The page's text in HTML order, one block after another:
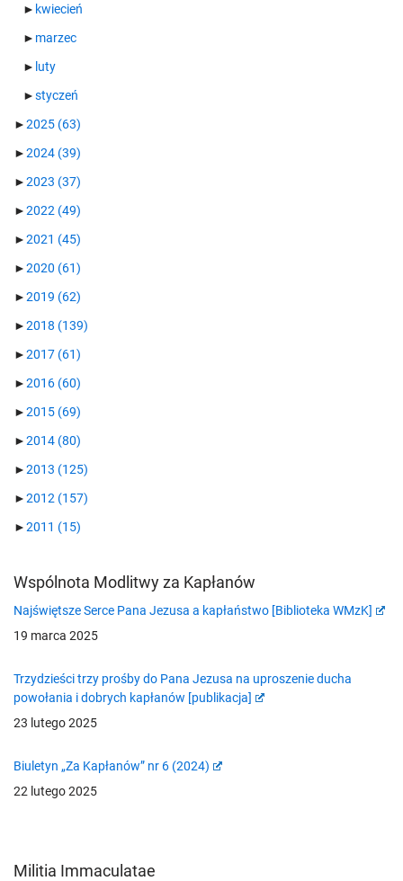
► kwiecień
► marzec
► luty
►styczeń
►2025 (63)
►2024 (39)
►2023 (37)
►2022 (49)
►2021 (45)
►2020 (61)
►2019 (62)
►2018 (139)
►2017 (61)
►2016 (60)
►2015 (69)
►2014 (80)
►2013 (125)
►2012 (157)
►2011 (15)
Wspólnota Modlitwy za Kapłanów
Najświętsze Serce Pana Jezusa a kapłaństwo [Biblioteka WMzK]
19 marca 2025
Trzydzieści trzy prośby do Pana Jezusa na uproszenie ducha
powołania i dobrych kapłanów [publikacja]
23 lutego 2025
Biuletyn „Za Kapłanów” nr 6 (2024)
22 lutego 2025
Militia Immaculatae